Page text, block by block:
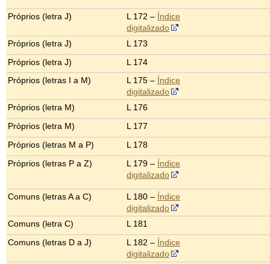
Próprios (letra J) L 172 – Índice
digitalizado
Próprios (letra J)
L 173
Próprios (letra J)
L 174
Próprios (letras I a M)
L 175 – Índice
digitalizado
Próprios (letra M)
L 176
Próprios (letra M)
L 177
Próprios (letras M a P)
L 178
Próprios (letras P a Z)
L 179 – Índice
digitalizado
Comuns (letras A a C) L 180 – Índice
digitalizado
Comuns (letra C)
L 181
Comuns (letras D a J)
L 182 – Índice
digitalizado